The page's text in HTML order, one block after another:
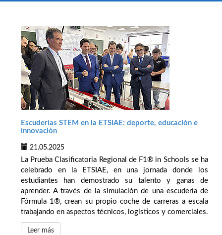
Escuderías STEM en la ETSIAE: deporte, educación e
innovación
21.05.2025
La Prueba Clasificatoria Regional de F1® in Schools se ha
celebrado en la ETSIAE, en una jornada donde los
estudiantes han demostrado su talento y ganas de
aprender. A través de la simulación de una escudería de
Fórmula 1®, crean su propio coche de carreras a escala
trabajando en aspectos técnicos, logísticos y comerciales.
Leer más